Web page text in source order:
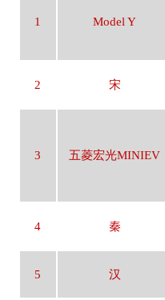
1 Model Y
2 宋
3 五菱宏光MINIEV
4 秦
5 汉